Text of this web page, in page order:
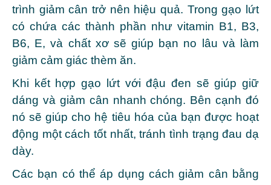
trình giảm cân trở nên hiệu quả. Trong gạo lứt
có chứa các thành phần như vitamin B1, B3,
B6, E, và chất xơ sẽ giúp bạn no lâu và làm
giảm cảm giác thèm ăn.
Khi kết hợp gạo lứt với đậu đen sẽ giúp giữ
dáng và giảm cân nhanh chóng. Bên cạnh đó
nó sẽ giúp cho hệ tiêu hóa của bạn được hoạt
động một cách tốt nhất, tránh tình trạng đau dạ
dày.
Các bạn có thể áp dụng cách giảm cân bằng